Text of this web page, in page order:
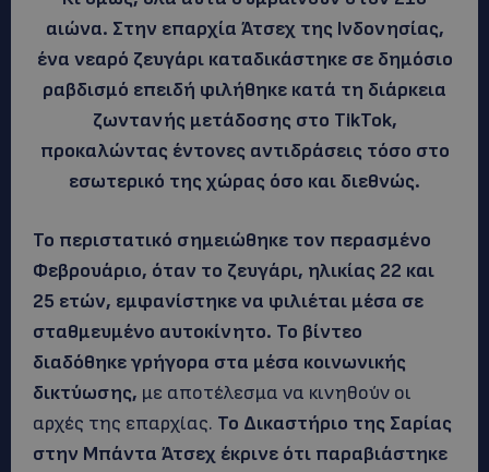
αιώνα. Στην επαρχία Άτσεχ της Ινδονησίας,
ένα νεαρό ζευγάρι καταδικάστηκε σε δημόσιο
ραβδισμό επειδή φιλήθηκε κατά τη διάρκεια
ζωντανής μετάδοσης στο TikTok,
προκαλώντας έντονες αντιδράσεις τόσο στο
εσωτερικό της χώρας όσο και διεθνώς.
Το περιστατικό σημειώθηκε τον περασμένο
Φεβρουάριο, όταν το ζευγάρι, ηλικίας 22 και
25 ετών, εμφανίστηκε να φιλιέται μέσα σε
σταθμευμένο αυτοκίνητο. Το βίντεο
διαδόθηκε γρήγορα στα μέσα κοινωνικής
δικτύωσης, με αποτέλεσμα να κινηθούν οι
αρχές της επαρχίας. Το Δικαστήριο της Σαρίας
στην Μπάντα Άτσεχ έκρινε ότι παραβιάστηκε